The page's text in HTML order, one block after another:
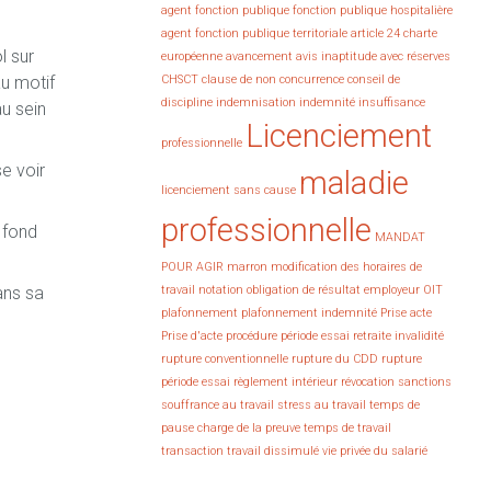
sur
motif
sein
voir
sa
agent fonction publique fonction publique hospitalière
agent fonction publique territoriale article 24 charte
européenne avancement avis inaptitude avec réserves
CHSCT clause de non concurrence conseil de
discipline indemnisation indemnité insuffisance
professionnelle Licenciement
licenciement sans cause maladie
professionnelle MANDAT
POUR AGIR marron modification des horaires de
travail notation obligation de résultat employeur OIT
plafonnement plafonnement indemnité Prise acte
Prise d'acte procédure période essai retraite invalidité
rupture conventionnelle rupture du CDD rupture
période essai règlement intérieur révocation sanctions
souffrance au travail stress au travail temps de
pause charge de la preuve temps de travail
transaction travail dissimulé vie privée du salarié